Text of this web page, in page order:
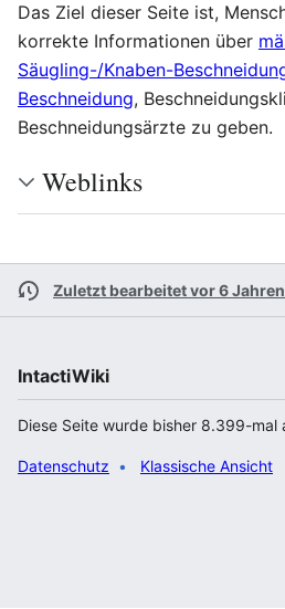
Das Ziel dieser Seite ist,
korrekte Informationen über
Säugling-/Knaben-
Beschneidung,
Beschneidungsärzte zu geben.
Weblinks
Zuletzt bearbeitet vor 6 Jahren
IntactiWiki
Diese Seite wurde bisher 8.399-mal
Datenschutz Klassische Ansicht